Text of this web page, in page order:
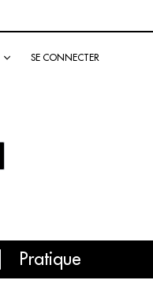
SE CONNECTER
Pratique